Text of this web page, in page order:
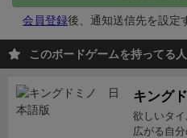
会員登録後、通知送信先を設定
このボードゲームを持ってる
キング
欲しいタ
広がる自